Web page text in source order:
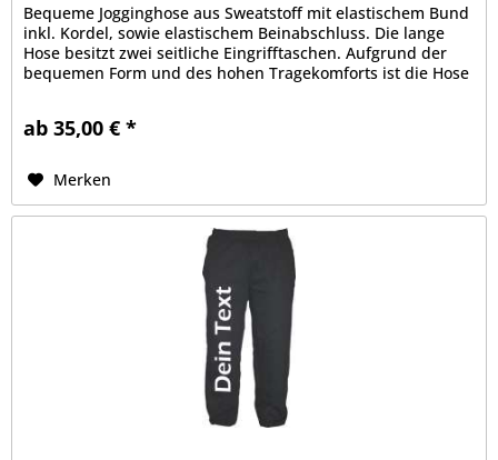
Bequeme Jogginghose aus Sweatstoff mit elastischem Bund
inkl. Kordel, sowie elastischem Beinabschluss. Die lange
Hose besitzt zwei seitliche Eingrifftaschen. Aufgrund der
bequemen Form und des hohen Tragekomforts ist die Hose
ab 35,00 € *
Merken